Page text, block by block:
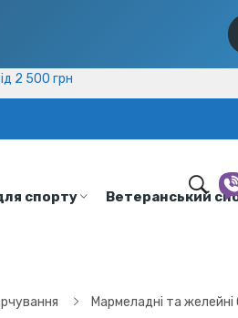
2 500 грн
2 500 грн
спорту Ветеранський
Мармеладні та желейні